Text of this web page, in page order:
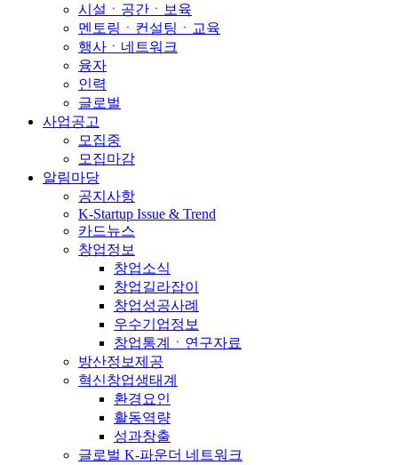
시설ㆍ공간ㆍ보육
멘토링ㆍ컨설팅ㆍ교육
행사ㆍ네트워크
융자
인력
글로벌
사업공고
모집중
모집마감
알림마당
공지사항
K-Startup Issue & Trend
카드뉴스
창업정보
창업소식
창업길라잡이
창업성공사례
우수기업정보
창업통계ㆍ연구자료
방산정보제공
혁신창업생태계
환경요인
활동역량
성과창출
글로벌 K-파운더 네트워크